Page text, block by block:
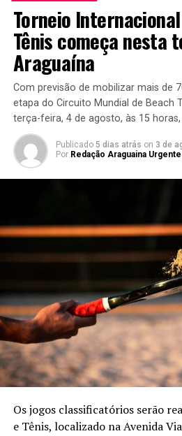
Torneio
Tênis começa nesta
Araguaína
Com previsão de mobilizar mais de
etapa do Circuito Mundial de Beach
terça-feira, 4 de agosto, às 15
Publicado 5 dias atrás on 3 de
Por Redação Araguaina Urgente
Os jogos classificatórios serão
e Tênis, localizado na Avenida